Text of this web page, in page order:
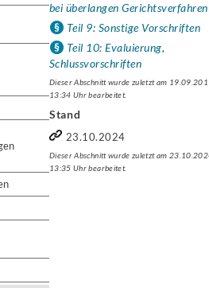
bei überlangen Gerichtsverfahren
Teil 9: Sonstige Vorschriften
Teil 10: Evaluierung,
Schlussvorschriften
Dieser Abschnitt wurde zuletzt am
13:34 Uhr bearbeitet.
Stand
23.10.2024
Dieser Abschnitt wurde zuletzt am
13:35 Uhr bearbeitet.